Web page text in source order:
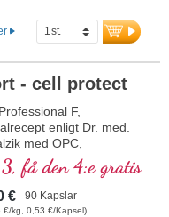
allt i muskler och
Det upptäcktes för
kroppens egen
minskar med åldern.
kosttillskott
från tillsatser och
i Tyskland.
är aluminiumfri.
- cell protect
F,
enligt Dr. med.
med OPC,
karnosolsyra,
Q10, glutation,
omega 3, granatäpple
vitamin C
få den 4:e gratis
€ 90 Kapslar
€/kg, 0,53 €/Kapsel)